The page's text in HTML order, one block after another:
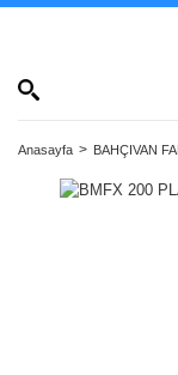
Anasayfa BAHÇIVAN